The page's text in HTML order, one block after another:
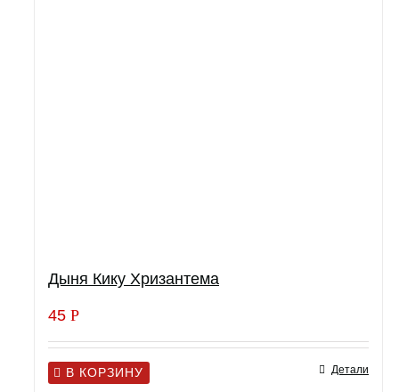
Дыня Кику Хризантема
45 Р
В КОРЗИНУ Детали